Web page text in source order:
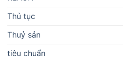
Thủ tục
Thuỷ sản
tiêu chuẩn